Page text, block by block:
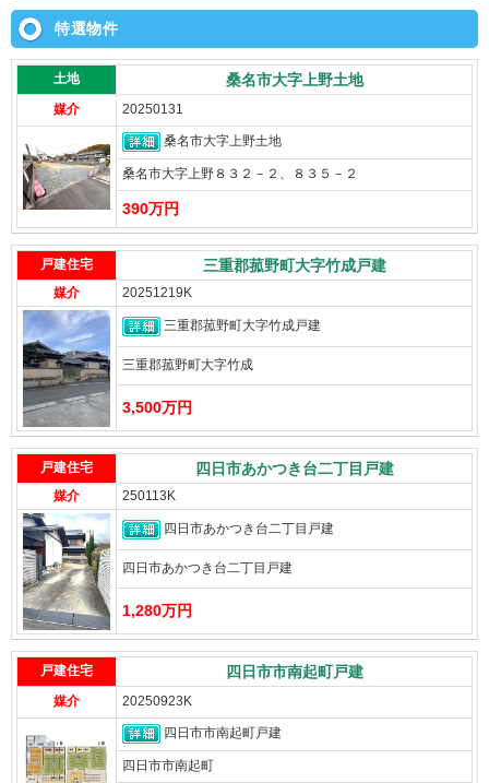
特選物件
土地 桑名市大字上野土地
媒介 20250131
桑名市大字上野土地
桑名市大字上野８３２－２、８３５－２
390万円
戸建住宅 三重郡菰野町大字竹成戸建
媒介 20251219K
三重郡菰野町大字竹成戸建
三重郡菰野町大字竹成
3,500万円
戸建住宅 四日市あかつき台二丁目戸建
媒介 250113K
四日市あかつき台二丁目戸建
四日市あかつき台二丁目戸建
1,280万円
戸建住宅 四日市市南起町戸建
媒介 20250923K
四日市市南起町戸建
四日市市南起町